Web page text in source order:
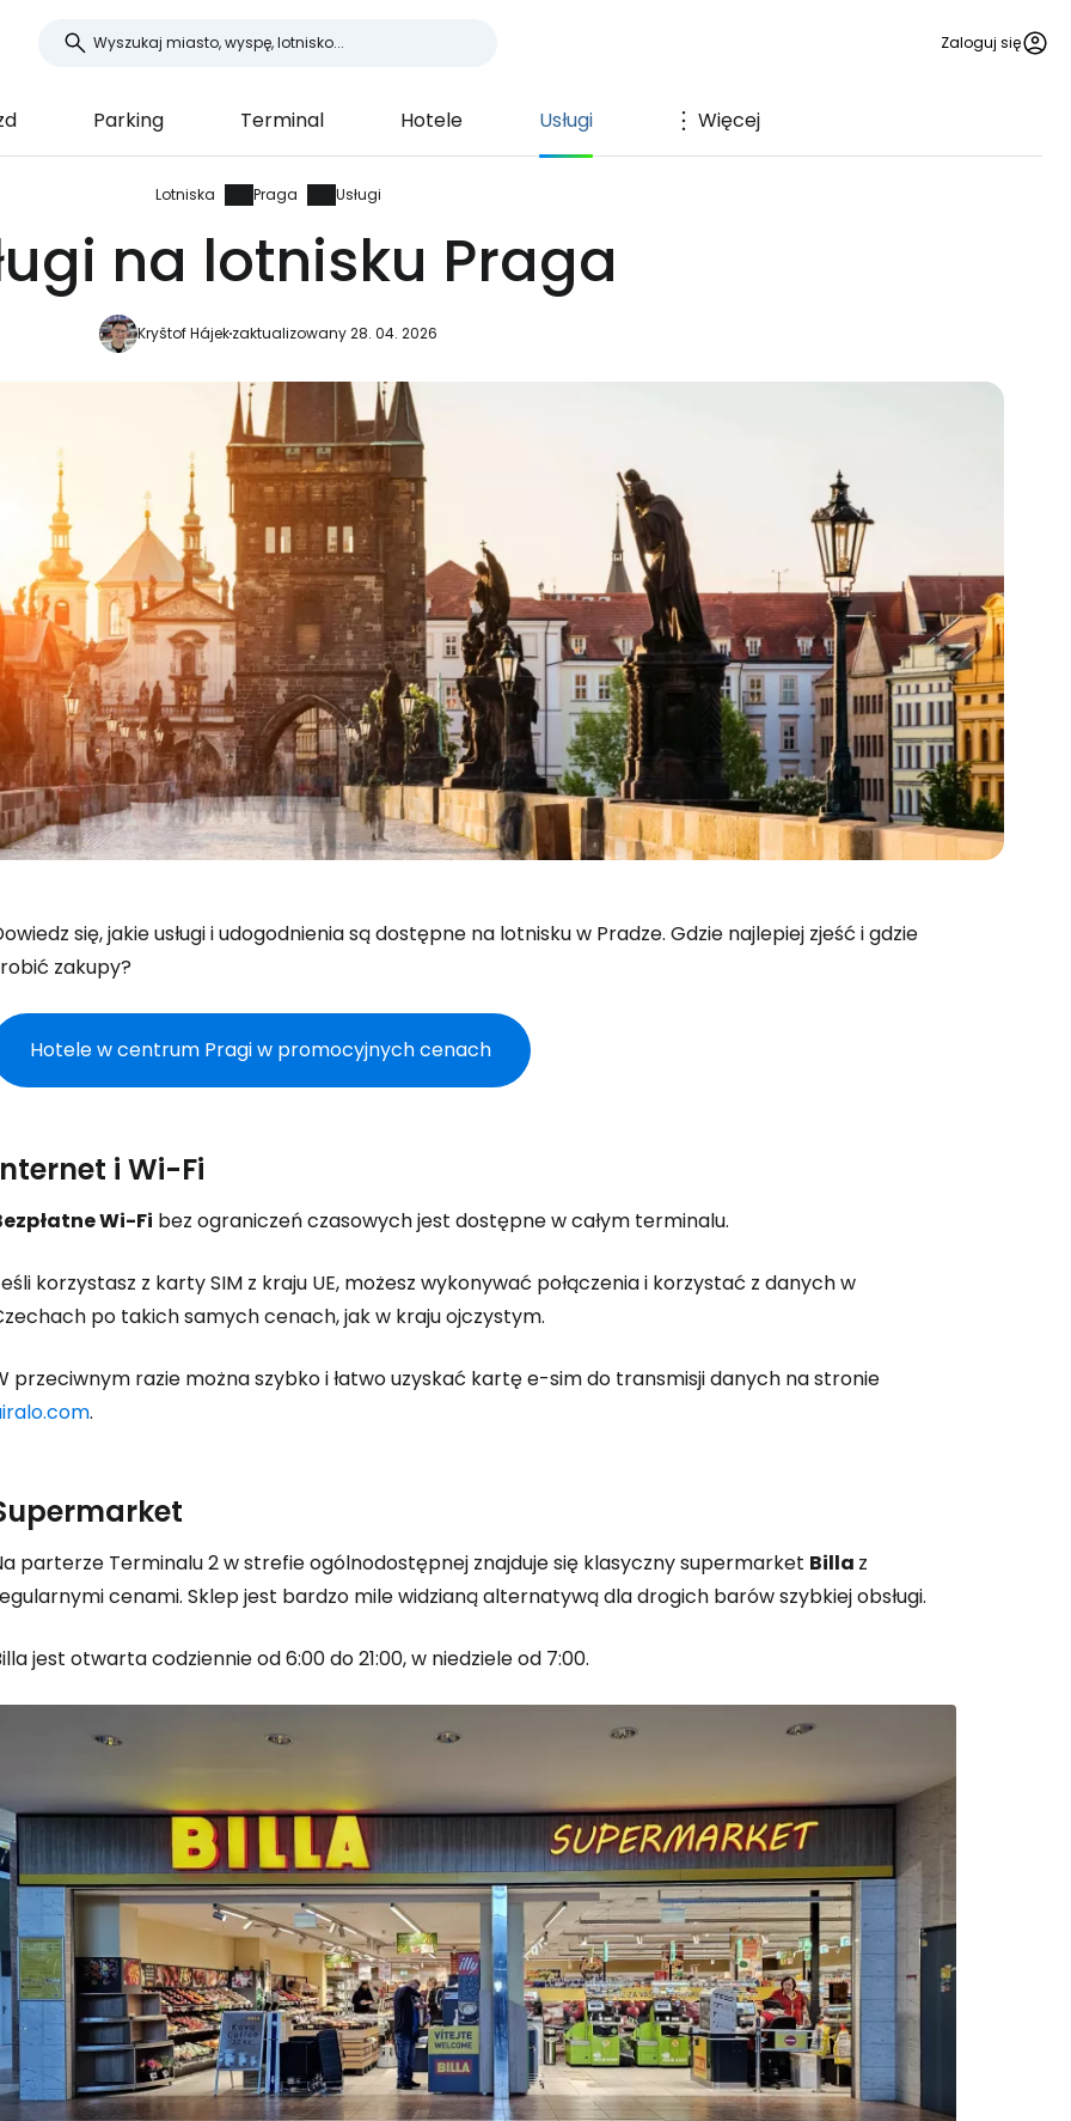
Zaloguj się
Parking Terminal Hotele Usługi Więcej
Lotniska Praga Usługi
na lotnisku Praga
Kryštof Hájekzaktualizowany 28. 04. 2026
się, jakie usługi i udogodnienia są dostępne na lotnisku w Pradze. Gdzie najlepiej zjeść i gdzie
zakupy?
Hotele w centrum Pragi w promocyjnych cenach
i Wi-Fi
Wi-Fi bez ograniczeń czasowych jest dostępne w całym terminalu.
korzystasz z karty SIM z kraju UE, możesz wykonywać połączenia i korzystać z danych w
po takich samych cenach, jak w kraju ojczystym.
przeciwnym razie można szybko i łatwo uzyskać kartę e-sim do transmisji danych na stronie
.
parterze Terminalu 2 w strefie ogólnodostępnej znajduje się klasyczny supermarket Billa z
cenami. Sklep jest bardzo mile widzianą alternatywą dla drogich barów szybkiej obsługi.
jest otwarta codziennie od 6:00 do 21:00, w niedziele od 7:00.